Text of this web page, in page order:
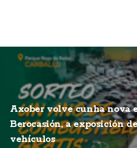
Axober volve cunha nova
Berocasión, a exposición
vehículos